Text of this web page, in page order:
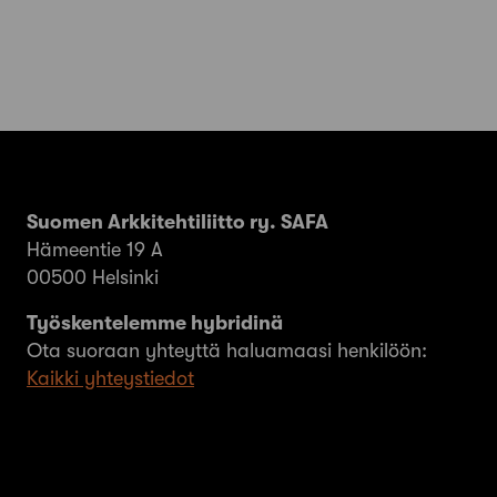
Suomen Arkkitehtiliitto ry. SAFA
Hämeentie 19 A
00500 Helsinki
Työskentelemme hybridinä
Ota suoraan yhteyttä haluamaasi henkilöön:
Kaikki yhteystiedot